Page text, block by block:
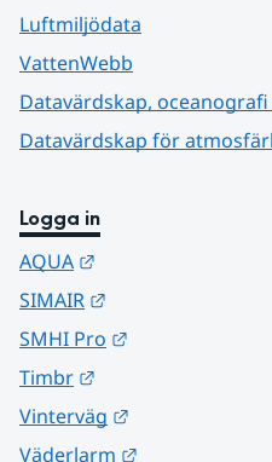
Luftmiljödata
VattenWebb
Datavärdskap,
Datavärdskap för
Logga in
AQUA
SIMAIR
SMHI Pro
Timbr
Vinterväg
Väderlarm